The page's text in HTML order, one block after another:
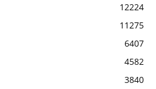
12224
11275
6407
4582
3840